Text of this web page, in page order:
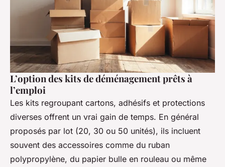
L’option des kits de déménagement prêts à
l’emploi
Les kits regroupant cartons, adhésifs et protections
diverses offrent un vrai gain de temps. En général
proposés par lot (20, 30 ou 50 unités), ils incluent
souvent des accessoires comme du ruban
polypropylène, du papier bulle en rouleau ou même